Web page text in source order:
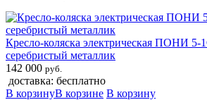
Кресло-коляска электрическая ПОНИ 5-
серебристый металлик
142 000 руб.
доставка: бесплатно
В корзинуВ корзине В корзину